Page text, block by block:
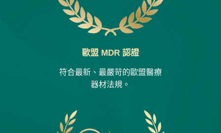
歐盟 MDR 認證
符合最新、最嚴苛的歐盟醫療
器材法規。